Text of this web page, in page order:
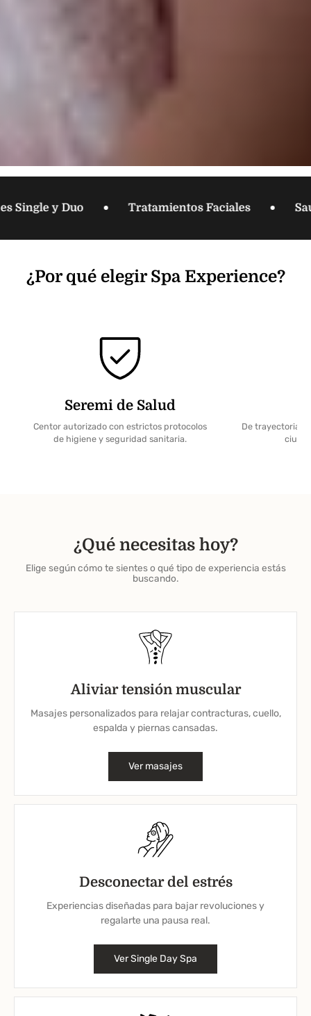
y Duo Tratamientos Faciales
¿Por qué elegir Spa Experience?
Seremi de Salud
Centor autorizado con estrictos protocolos
de higiene y seguridad sanitaria.
De trayectoria
¿Qué necesitas hoy?
Elige según cómo te sientes o qué tipo de experiencia estás
buscando.
Aliviar tensión muscular
Masajes personalizados para relajar contracturas, cuello,
espalda y piernas cansadas.
Ver masajes
Desconectar del estrés
Experiencias diseñadas para bajar revoluciones y
regalarte una pausa real.
Ver Single Day Spa